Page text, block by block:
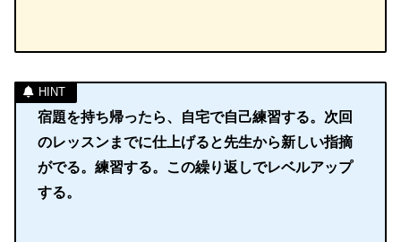
宿題を持ち帰ったら、自宅で自己練習する。次回
のレッスンまでに仕上げると先生から新しい指摘
がでる。練習する。この繰り返しでレベルアップ
する。